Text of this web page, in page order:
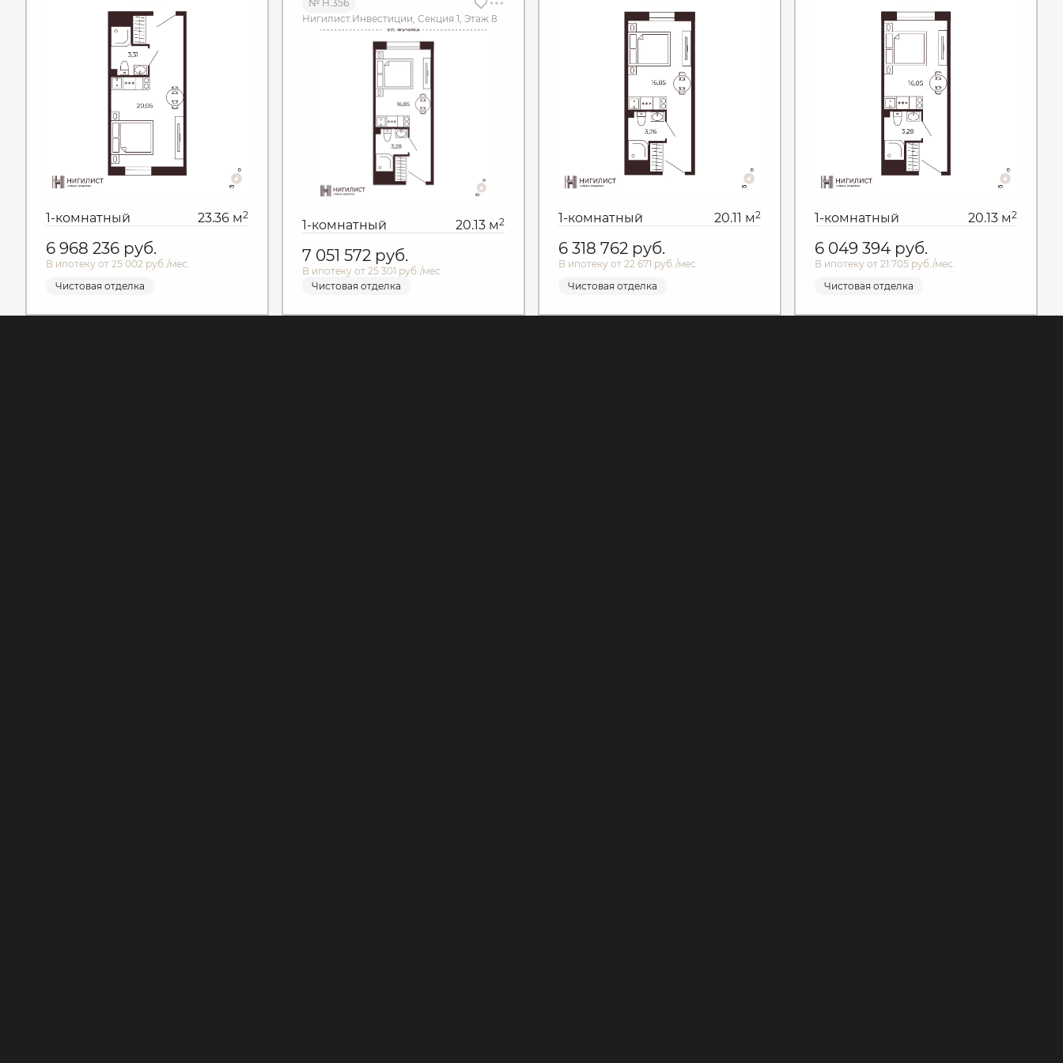
1-комнатный 23.36 м2
6 968 236 руб.
В ипотеку от 25 002 руб./мес.
Чистовая отделка
№ Н.356
Нигилист.Инвестиции, Секция 1, Этаж 8
1-комнатный 20.13 м2
7 051 572 руб.
В ипотеку от 25 301 руб./мес.
Чистовая отделка
1-комнатный 20.11 м2
6 318 762 руб.
В ипотеку от 22 671 руб./мес.
Чистовая отделка
1-комнатный 20.13 м2
6 049 394 руб.
В ипотеку от 21 705 руб./мес.
Чистовая отделка